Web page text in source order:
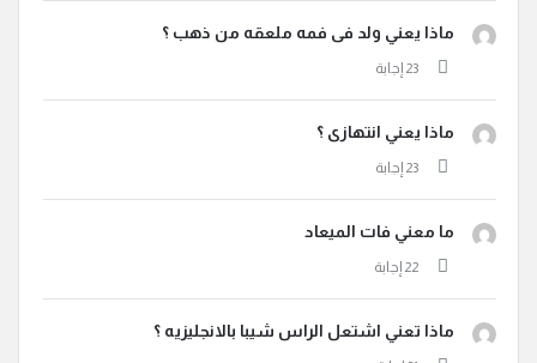
ماذا يعني ولد فى فمه ملعقه من ذهب ؟
ماذا يعني انتهازى ؟
ما معني فات الميعاد
ماذا تعني اشتعل الراس شيبا بالانجليزيه ؟